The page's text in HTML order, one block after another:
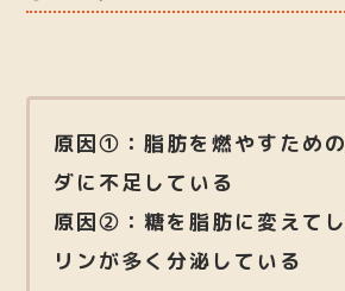
原因①：脂肪を燃やすため
ダに不足している
原因②：糖を脂肪に変えて
リンが多く分泌している